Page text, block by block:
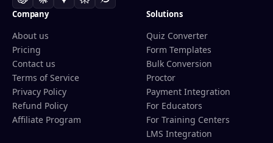
Company
About us
Pricing
Contact us
Terms of Service
Privacy Policy
Refund Policy
Affiliate Program
Solutions
Quiz Converter
Form Templates
Bulk Conversion
Proctor
Payment Integration
For Educators
For Training Centers
LMS Integration